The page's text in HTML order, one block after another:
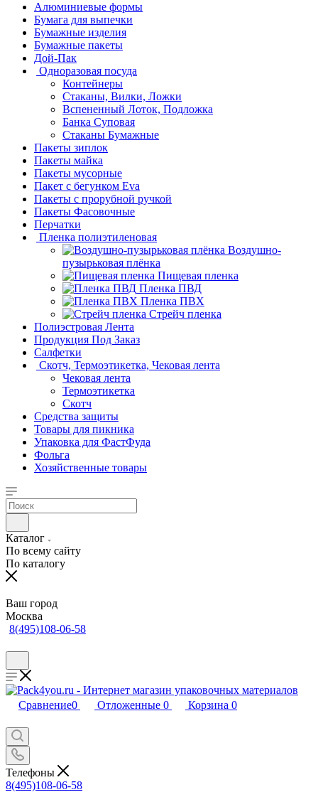
Алюминиевые формы
Бумага для выпечки
Бумажные изделия
Бумажные пакеты
Дой-Пак
Одноразовая посуда
Контейнеры
Стаканы, Вилки, Ложки
Вспененный Лоток, Подложка
Банка Суповая
Стаканы Бумажные
Пакеты зиплок
Пакеты майка
Пакеты мусорные
Пакет с бегунком Eva
Пакеты с прорубной ручкой
Пакеты Фасовочные
Перчатки
Пленка полиэтиленовая
Воздушно-
пузырьковая плёнка
Пищевая пленка
Пленка ПВД
Пленка ПВХ
Стрейч пленка
Полиэстровая Лента
Продукция Под Заказ
Салфетки
Скотч, Термоэтикетка, Чековая лента
Чековая лента
Термоэтикетка
Скотч
Средства защиты
Товары для пикника
Упаковка для ФастФуда
Фольга
Хозяйственные товары
Каталог
По всему сайту
По каталогу
Ваш город
Москва
8(495)108-06-58
Сравнение0 Отложенные 0 Корзина 0
Телефоны
8(495)108-06-58